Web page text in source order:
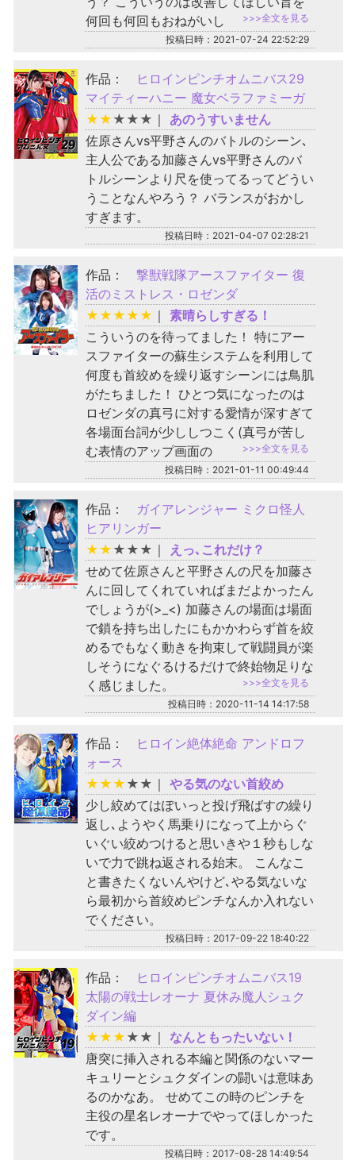
何回も何回もおねがいし
>>>全文を見る
投稿日時：2021-07-24 22:52:29
作品：
ヒロインピンチオムニバス29
マイティーハニー 魔女ベラファミーガ
★ ★ ★ ★ ★ ｜ あのうすいません
佐原さんvs平野さんのバトルのシーン､
主人公である加藤さんvs平野さんのバ
トルシーンより尺を使ってるってどうい
うことなんやろう？ バランスがおかし
すぎます。
投稿日時：2021-04-07 02:28:21
作品： 撃獣戦隊アースファイター 復
活のミストレス・ロゼンダ
★ ★ ★ ★ ★ ｜ 素晴らしすぎる！
こういうのを待ってました！ 特にアー
スファイターの蘇生システムを利用して
何度も首絞めを繰り返すシーンには鳥肌
がたちました！ ひとつ気になったのは
ロゼンダの真弓に対する愛情が深すぎて
各場面台詞が少ししつこく(真弓が苦し
む表情のアップ画面の
>>>全文を見る
投稿日時：2021-01-11 00:49:44
作品： ガイアレンジャー ミクロ怪人
ヒアリンガー
★ ★ ★ ★ ★ ｜ えっ､これだけ？
せめて佐原さんと平野さんの尺を加藤さ
んに回してくれていればまだよかったん
でしょうが(>_<) 加藤さんの場面は場面
で鎖を持ち出したにもかかわらず首を絞
めるでもなく動きを拘束して戦闘員が楽
しそうになぐるけるだけで終始物足りな
く感じました。
>>>全文を見る
投稿日時：2020-11-14 14:17:58
作品：
ヒロイン絶体絶命 アンドロフ
ォース
★ ★ ★ ★ ★ ｜ やる気のない首絞め
少し絞めてはぽいっと投げ飛ばすの繰り
返し､ようやく馬乗りになって上からぐ
いぐい絞めつけると思いきや１秒もしな
いで力で跳ね返される始末。 こんなこ
と書きたくないんやけど､やる気ないな
ら最初から首絞めピンチなんか入れない
でください。
投稿日時：2017-09-22 18:40:22
作品：
ヒロインピンチオムニバス19
太陽の戦士レオーナ 夏休み魔人シュク
ダイン編
★ ★ ★ ★ ★ ｜ なんともったいない！
唐突に挿入される本編と関係のないマー
キュリーとシュクダインの闘いは意味あ
るのかなあ。 せめてこの時のピンチを
主役の星名レオーナでやってほしかった
です。
投稿日時：2017-08-28 14:49:54